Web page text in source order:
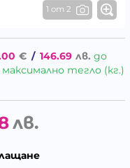
1 от 2
€ / 146.69 лв. до
тегло (кг.)
лв.